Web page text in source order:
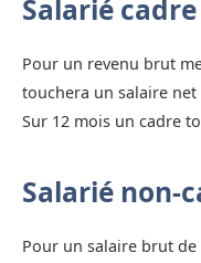
Salarié cadre
Pour un revenu brut
touchera un salaire net
Sur 12 mois un cadre
Salarié non-
Pour un salaire brut de